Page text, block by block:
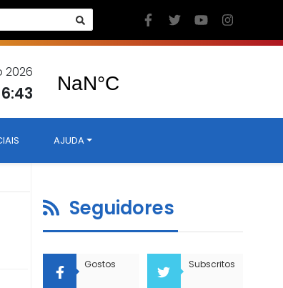
2026
AJUDA
Seguidores
Gostos Subscritos